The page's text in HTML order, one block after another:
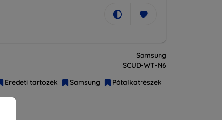
Samsung
SCUD-WT-N6
Eredeti tartozék Samsung Pótalkatrészek